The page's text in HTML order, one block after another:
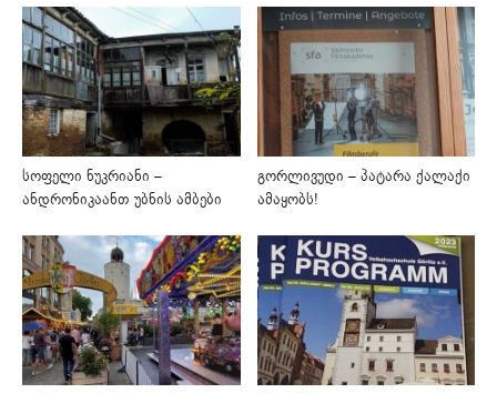
სოფელი ნუკრიანი –
ანდრონიკაანთ უბნის ამბები
გორლივუდი – პატარა ქალაქი
ამაყობს!